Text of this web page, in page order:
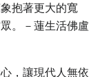
抱著更大的寬
。－蓮生活佛盧
，讓現代人無依